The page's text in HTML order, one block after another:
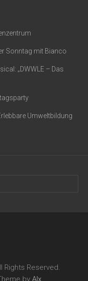
Sonntag mit Bianco
„DWWLE – Das
Umweltbildung
Rights Reserved.
by Alx.